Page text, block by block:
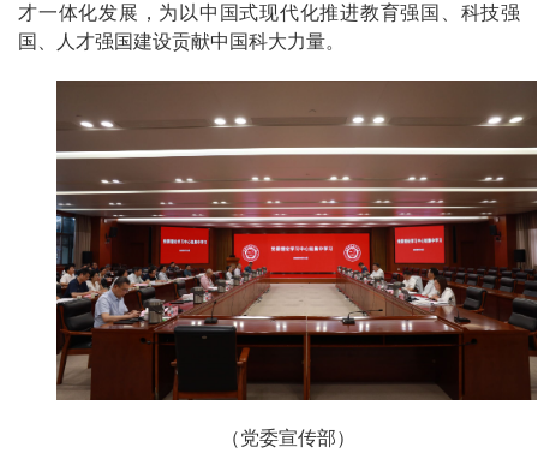
才一体化发展，为以中国式现代化推进教育强国、科技强
国、人才强国建设贡献中国科大力量。
（党委宣传部）